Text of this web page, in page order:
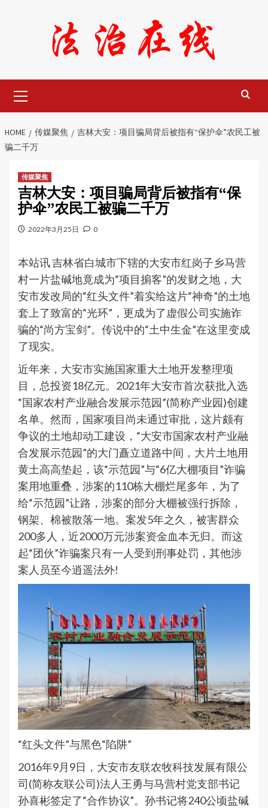
Menu
HOME 传媒聚焦
吉林大安：项目骗局背后被指有“保护伞”农民工被
骗二千万
传媒聚焦
吉林大安：项目骗局背后被指有“保
护伞”农民工被骗二千万
2022年3月25日 0
本站讯 吉林省白城市下辖的大安市红岗子乡马营
村一片盐碱地竟成为“项目掮客”的发财之地，大
安市发改局的“红头文件”着实给这片“神奇”的土地
套上了致富的“光环”，更成为了虚假公司实施诈
骗的“尚方宝剑”。传说中的“土中生金”在这里变成
了现实。
近年来，大安市实施国家重大土地开发整理项
目，总投资18亿元。2021年大安市首次获批入选
“国家农村产业融合发展示范园”(简称产业园)创建
名单。然而，国家项目尚未通过审批，这片颇有
争议的土地却动工建设，“大安市国家农村产业融
合发展示范园”的大门矗立道路中间，大片土地用
黄土高高垫起，该“示范园”与“6亿大棚项目”诈骗
案用地重叠，涉案的110栋大棚烂尾多年，为了
给“示范园”让路，涉案的部分大棚被强行拆除，
钢架、棉被散落一地。案发5年之久，被害群众
200多人，近2000万元涉案资金血本无归。而这
起“团伙”诈骗案只有一人受到刑事处罚，其他涉
案人员至今逍遥法外!
“红头文件”与黑色“陷阱”
2016年9月9日，大安市友联农牧科技发展有限公
司(简称友联公司)法人王勇与马营村党支部书记
孙喜彬签定了“合作协议”。孙书记将240公顷盐碱